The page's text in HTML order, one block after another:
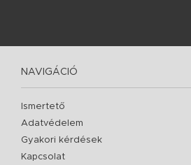
NAVIGÁCIÓ
Ismertető
Adatvédelem
Gyakori kérdések
Kapcsolat